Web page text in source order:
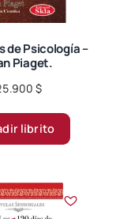
de Psicología –
Piaget.
$
librito